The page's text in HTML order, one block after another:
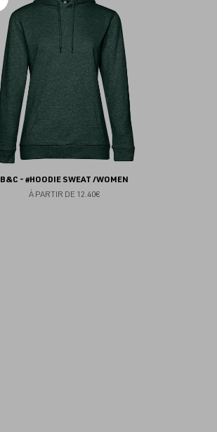
B&C - #HOODIE SWEAT /WOMEN
À PARTIR DE 12.40€